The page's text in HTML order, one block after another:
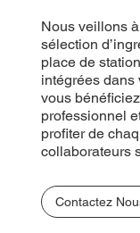
Nous veillons
sélection
place de
intégrées dans
vous
professionnel
profiter de
collaborateurs
Contactez